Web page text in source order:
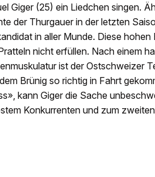
Giger (25) ein Liedchen singen.
der Thurgauer in der letzten
in aller Munde. Diese hohen
nicht erfüllen. Nach einem
ist der Ostschweizer
Brünig so richtig in Fahrt
kann Giger die Sache
Konkurrenten und zum